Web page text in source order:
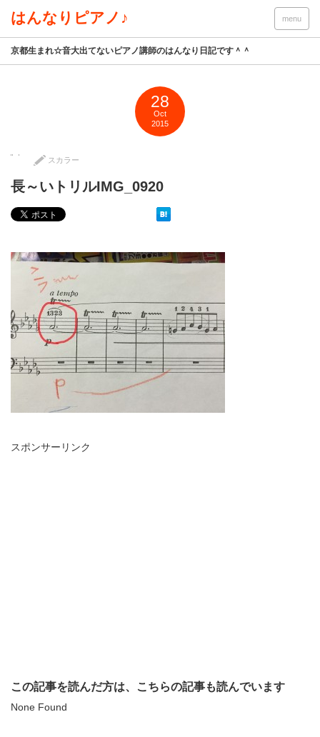
はんなりピアノ♪ menu
京都生まれ☆音大出てないピアノ講師のはんなり日記です＾＾
28
Oct
2015
スカラー
長～いトリルIMG_0920
スポンサーリンク
この記事を読んだ方は、こちらの記事も読んでいます
None Found